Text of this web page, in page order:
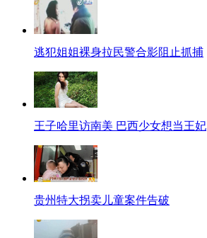
逃犯姐姐裸身拉民警合影阻止抓捕
王子哈里访南美 巴西少女想当王妃
贵州特大拐卖儿童案件告破